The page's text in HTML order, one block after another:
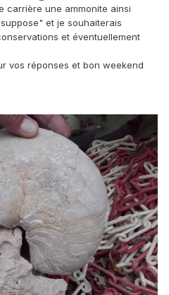
carrière une ammonite ainsi
et je souhaiterais
et éventuellement
vos réponses et bon weekend